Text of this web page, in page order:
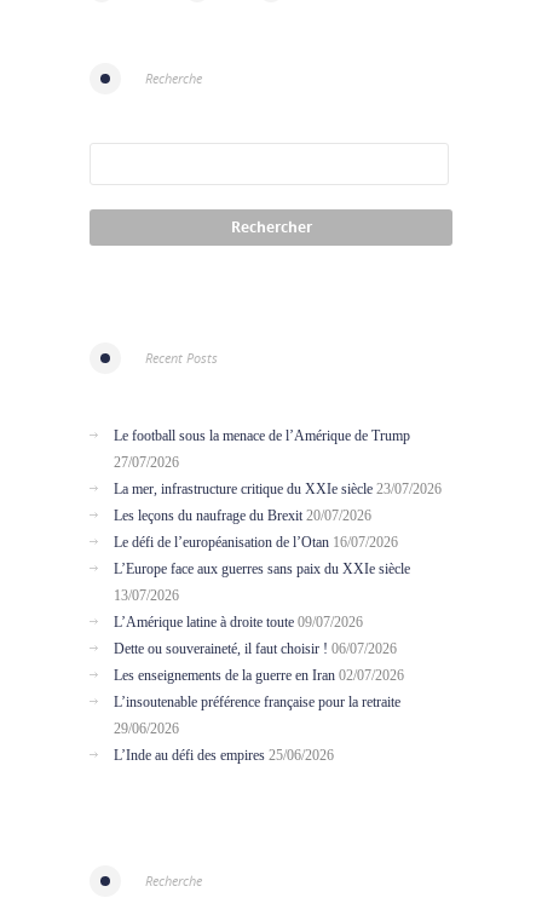
Recherche
Recent Posts
Le football sous la menace de l’Amérique de Trump
27/07/2026
La mer, infrastructure critique du XXIe siècle 23/07/2026
Les leçons du naufrage du Brexit 20/07/2026
Le défi de l’européanisation de l’Otan 16/07/2026
L’Europe face aux guerres sans paix du XXIe siècle
13/07/2026
L’Amérique latine à droite toute 09/07/2026
Dette ou souveraineté, il faut choisir ! 06/07/2026
Les enseignements de la guerre en Iran 02/07/2026
L’insoutenable préférence française pour la retraite
29/06/2026
L’Inde au défi des empires 25/06/2026
Recherche